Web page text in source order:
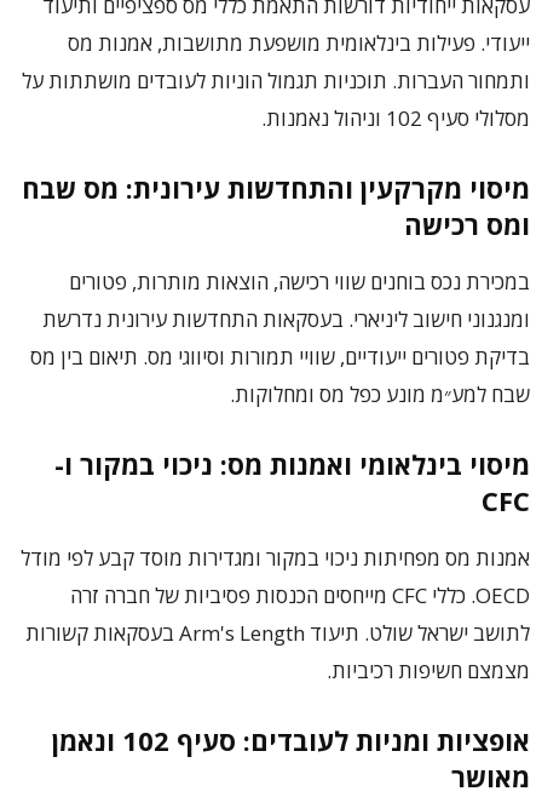
ייעודי. פעילות בינלאומית מושפעת מתושבות, אמנות מס
ותמחור העברות. תוכניות תגמול הוניות לעובדים מושתתות על
מסלולי סעיף 102 וניהול נאמנות.
מיסוי מקרקעין והתחדשות עירונית: מס שבח
ומס רכישה
במכירת נכס בוחנים שווי רכישה, הוצאות מותרות, פטורים
ומנגנוני חישוב ליניארי. בעסקאות התחדשות עירונית נדרשת
בדיקת פטורים ייעודיים, שוויי תמורות וסיווגי מס. תיאום בין מס
שבח למע״מ מונע כפל מס ומחלוקות.
מיסוי בינלאומי ואמנות מס: ניכוי במקור ו-
CFC
אמנות מס מפחיתות ניכוי במקור ומגדירות מוסד קבע לפי מודל
OECD. כללי CFC מייחסים הכנסות פסיביות של חברה זרה
לתושב ישראל שולט. תיעוד Arm's Length בעסקאות קשורות
מצמצם חשיפות רכיביות.
אופציות ומניות לעובדים: סעיף 102 ונאמן
מאושר